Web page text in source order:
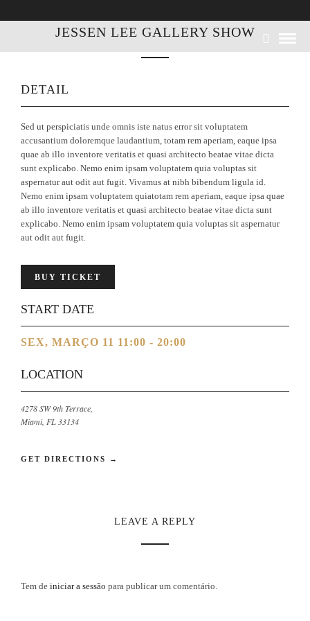
JESSEN LEE GALLERY SHOW
DETAIL
Sed ut perspiciatis unde omnis iste natus error sit voluptatem
accusantium doloremque laudantium, totam rem aperiam, eaque ipsa
quae ab illo inventore veritatis et quasi architecto beatae vitae dicta
sunt explicabo. Nemo enim ipsam voluptatem quia voluptas sit
aspernatur aut odit aut fugit. Vivamus at nibh bibendum ligula id.
Nemo enim ipsam voluptatem quiatotam rem aperiam, eaque ipsa quae
ab illo inventore veritatis et quasi architecto beatae vitae dicta sunt
explicabo. Nemo enim ipsam voluptatem quia voluptas sit aspernatur
aut odit aut fugit.
BUY TICKET
START DATE
SEX, MARÇO 11 11:00 - 20:00
LOCATION
4278 SW 9th Terrace,
Miami, FL 33134
GET DIRECTIONS →
LEAVE A REPLY
Tem de iniciar a sessão para publicar um comentário.